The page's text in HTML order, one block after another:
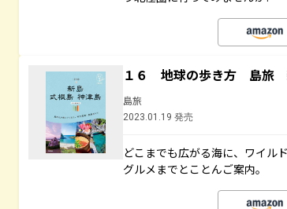
１６ 地球の歩き方 島旅
島旅
2023.01.19 発売
どこまでも広がる海に、ワイル
グルメまでとことんご案内。